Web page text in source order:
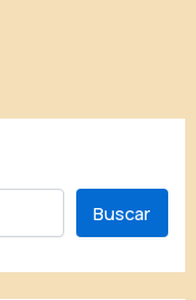
Buscar